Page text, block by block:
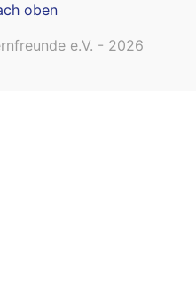
oben
e.V. - 2026